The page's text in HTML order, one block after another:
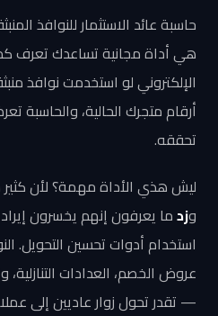
هي أداة مجانية تساعدك تعرف
الإلكتروني لو استخدمت نوافذ
أرقام متجرك الحالية، والحاسبة
تحققه.
ليش هذي الأداة مهمة؟ لأن
وزدما يعرفون إنهم يخسرون
استخدام أدوات تحسين التحويل.
عروض الخصم، العدادات التنازلية،
— تقدر تحول زوار عاديين إلى